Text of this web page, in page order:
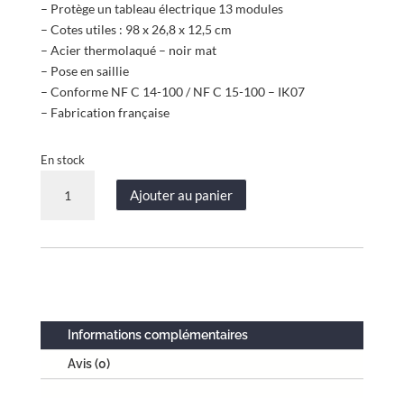
– Protège un tableau électrique 13 modules
– Cotes utiles : 98 x 26,8 x 12,5 cm
– Acier thermolaqué – noir mat
– Pose en saillie
– Conforme NF C 14-100 / NF C 15-100 – IK07
– Fabrication française
En stock
thermolaqué
noir
Ajouter au panier
Informations complémentaires
Avis (0)